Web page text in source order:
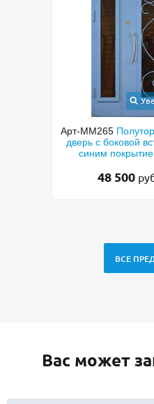
Арт-ММ265
дверь с боковой
синим
48 500
ВСЕ
Вас может